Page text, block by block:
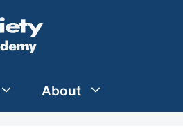
About